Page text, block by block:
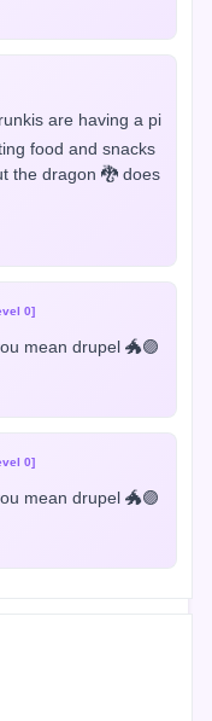
are having a pi
food and snacks
the dragon 🐉 does
0]
mean drupel 🐲🟣
0]
mean drupel 🐲🟣